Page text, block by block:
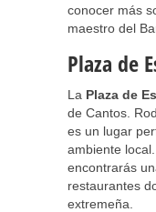
conocer más
maestro del
Plaza de
La Plaza de
de Cantos.
es un lugar
ambiente
encontrarás
restaurantes
extremeña.